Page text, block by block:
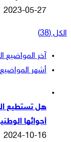
2023-05-27
الكل (38)
آخر المواضيع
أشهر المواضيع
هل تستطيع
أجوائها
2024-10-16